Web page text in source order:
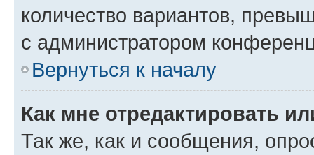
количество вариантов,
с администратором
Вернуться к началу
Как мне отредактировать
Так же, как и сообщения,